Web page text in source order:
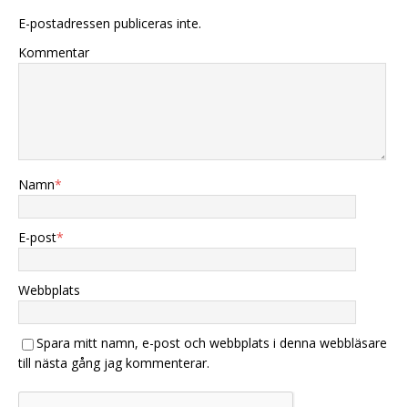
E-postadressen publiceras inte.
Kommentar
Namn*
E-post*
Webbplats
Spara mitt namn, e-post och webbplats i denna webbläsare
till nästa gång jag kommenterar.